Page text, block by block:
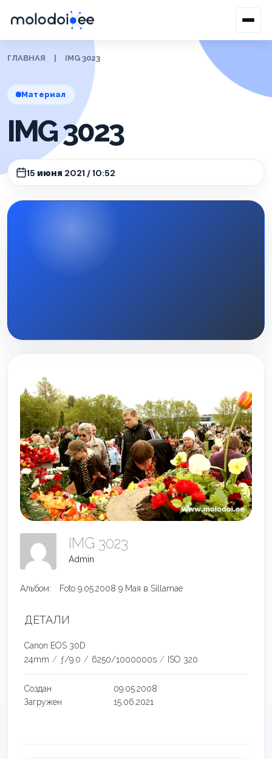
ГЛАВНАЯ IMG 3023
Материал
IMG 3023
15 июня 2021 / 10:52
IMG 3023
Admin
Альбом: Foto 9.05.2008 9 Мая в Sillamae
ДЕТАЛИ
Canon EOS 30D
24mm / ƒ/9.0 / 6250/1000000s / ISO 320
Создан
09.05.2008
Загружен
15.06.2021